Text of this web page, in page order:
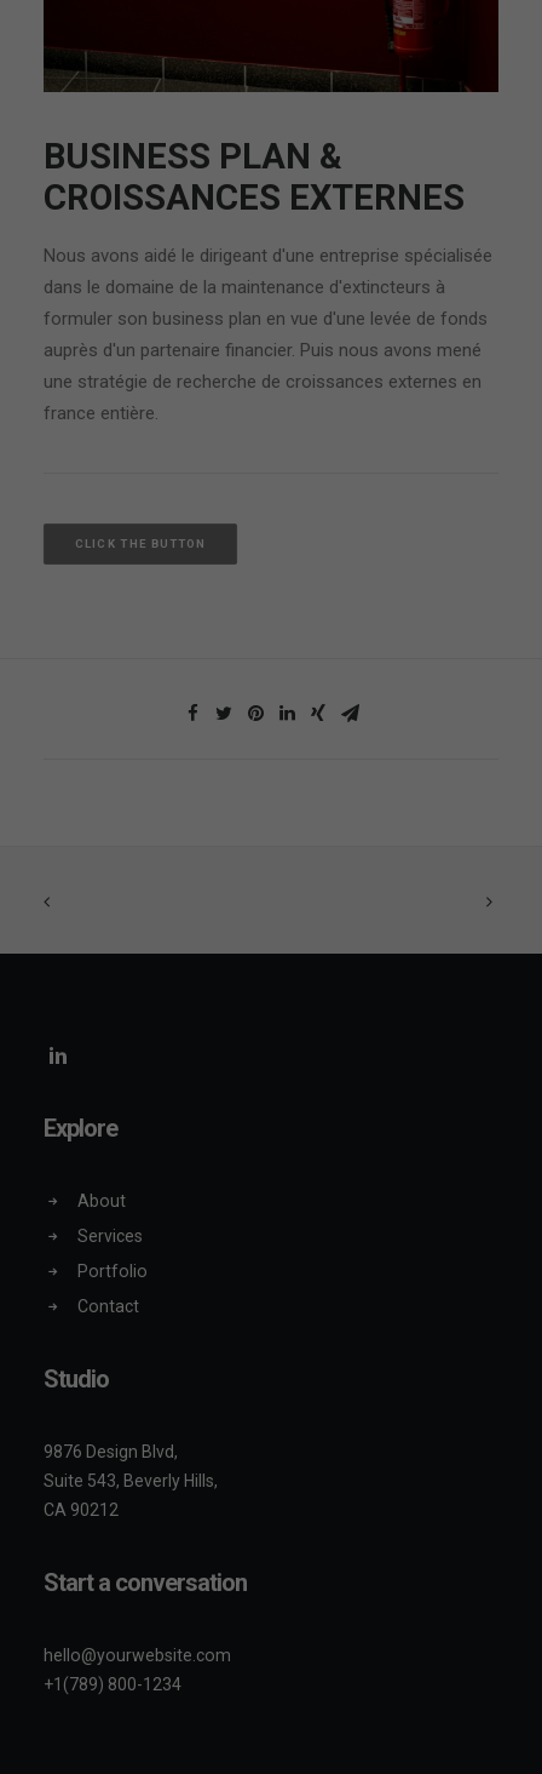
BUSINESS PLAN &
CROISSANCES EXTERNES
Nous avons aidé le dirigeant d'une entreprise spécialisée
dans le domaine de la maintenance d'extincteurs à
formuler son business plan en vue d'une levée de fonds
auprès d'un partenaire financier. Puis nous avons mené
une stratégie de recherche de croissances externes en
france entière.
CLICK THE BUTTON
Explore
About
Services
Portfolio
Contact
Studio
9876 Design Blvd,
Suite 543, Beverly Hills,
CA 90212
Start a conversation
hello@yourwebsite.com
+1(789) 800-1234